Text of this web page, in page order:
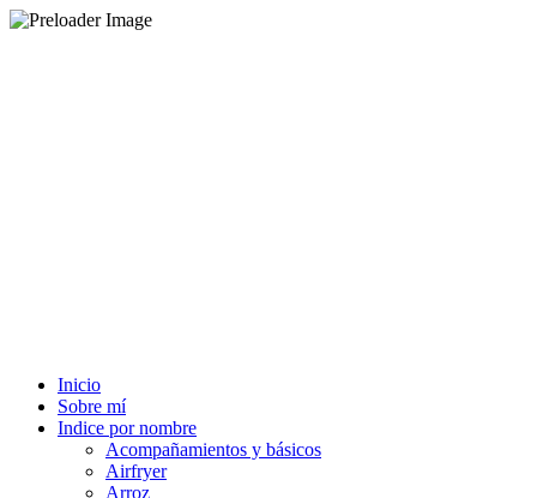
Inicio
Sobre mí
Indice por nombre
Acompañamientos y básicos
Airfryer
Arroz